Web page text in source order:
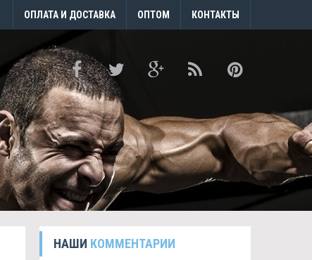
ОПЛАТА И ДОСТАВКА ОПТОМ КОНТАКТЫ
НАШИ КОММЕНТАРИИ